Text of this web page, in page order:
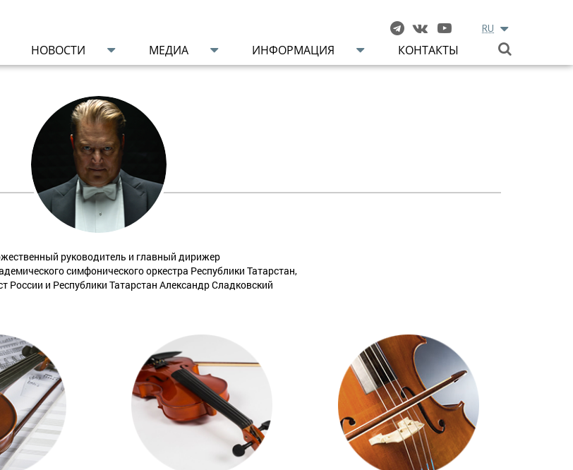
RU
НОВОСТИ МЕДИА ИНФОРМАЦИЯ КОНТАКТЫ
руководитель и главный дирижер
симфонического оркестра Республики Татарстан,
России и Республики Татарстан Александр Сладковский